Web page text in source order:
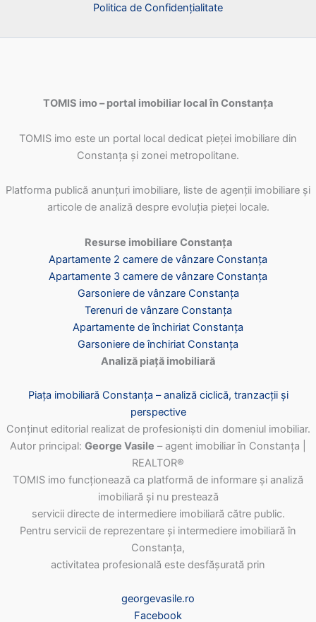
Politica de Confidențialitate
TOMIS imo – portal imobiliar local în Constanța
TOMIS imo este un portal local dedicat pieței imobiliare din
Constanța și zonei metropolitane.
Platforma publică anunțuri imobiliare, liste de agenții imobiliare și
articole de analiză despre evoluția pieței locale.
Resurse imobiliare Constanța
Apartamente 2 camere de vânzare Constanța
Apartamente 3 camere de vânzare Constanța
Garsoniere de vânzare Constanța
Terenuri de vânzare Constanța
Apartamente de închiriat Constanța
Garsoniere de închiriat Constanța
Analiză piață imobiliară
Piața imobiliară Constanța – analiză ciclică, tranzacții și
perspective
Conținut editorial realizat de profesioniști din domeniul imobiliar.
Autor principal: George Vasile – agent imobiliar în Constanța |
REALTOR®
TOMIS imo funcționează ca platformă de informare și analiză
imobiliară și nu prestează
servicii directe de intermediere imobiliară către public.
Pentru servicii de reprezentare și intermediere imobiliară în
Constanța,
activitatea profesională este desfășurată prin
georgevasile.ro
Facebook